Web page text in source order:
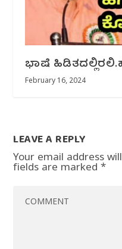
ಭಾಷೆ
February 16, 2024
LEAVE A REPLY
Your email address
fields are marked*